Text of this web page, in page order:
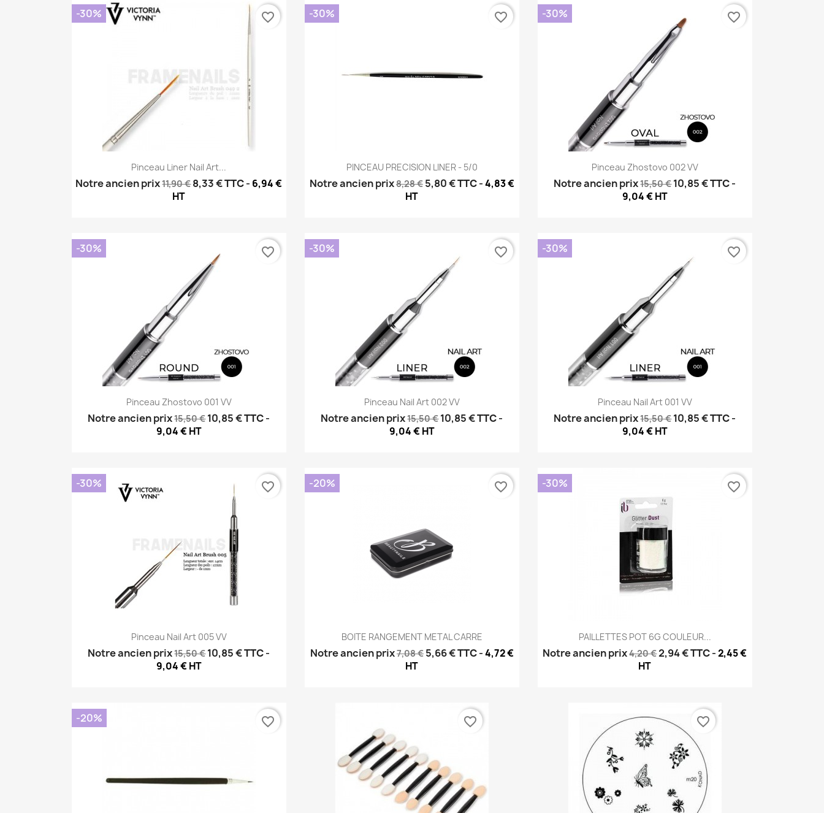
Aperçu rapide
Pinceau Liner Nail Art...
Notre ancien prix11,90 €8,33 €TTC- 6,94 €
HT
-30% favorite_border
Aperçu rapide
PINCEAU PRECISION LINER - 5/0
Notre ancien prix8,28 € 5,80 €TTC-4,83 €
HT
-30% favorite_border
Aperçu rapide
Pinceau Zhostovo 002 VV
Notre ancien prix15,50 €10,85 €TTC-
9,04 € HT
-30% favorite_border
Aperçu rapide
Pinceau Zhostovo 001 VV
Notre ancien prix15,50 €10,85 €TTC-
9,04 € HT
-30% favorite_border
Aperçu rapide
Pinceau Nail Art 002 VV
Notre ancien prix15,50 €10,85 €TTC-
9,04 € HT
-30% favorite_border
Aperçu rapide
Pinceau Nail Art 001 VV
Notre ancien prix15,50 €10,85 €TTC-
9,04 € HT
-30% favorite_border
Aperçu rapide
Pinceau Nail Art 005 VV
Notre ancien prix15,50 €10,85 €TTC-
9,04 € HT
-30% favorite_border
Aperçu rapide
BOITE RANGEMENT METAL CARRE
Notre ancien prix7,08 € 5,66 €TTC-4,72 €
HT
-20% favorite_border
Aperçu rapide
PAILLETTES POT 6G COULEUR...
Notre ancien prix4,20 €2,94 €TTC-2,45 €
HT
-30% favorite_border
-20% favorite_border favorite_border favorite_border